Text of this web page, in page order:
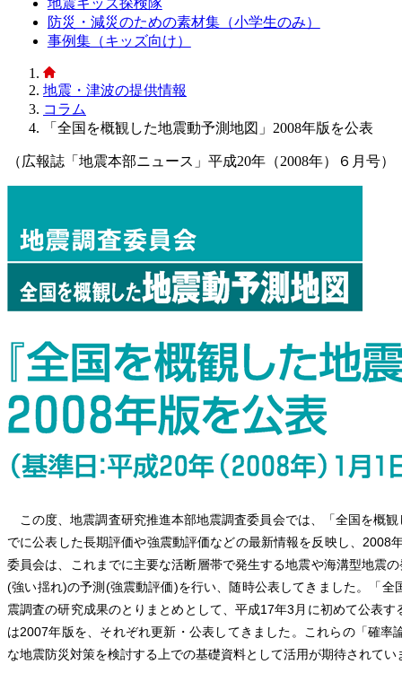
地震キッズ探検隊
防災・減災のための素材集（小学生のみ）
事例集（キッズ向け）
地震・津波の提供情報
コラム
「全国を概観した地震動予測地図」2008年版を公表
（広報誌「地震本部ニュース」平成20年（2008年）６月号）
この度、地震調査研究推進本部地震調査委員会では、「全国を概
でに公表した長期評価や強震動評価などの最新情報を反映し、
委員会は、これまでに主要な活断層帯で発生する地震や海溝型地震
(強い揺れ)の予測(強震動評価)を行い、随時公表してきました。「
震調査の研究成果のとりまとめとして、平成17年3月に初めて公表
は2007年版を、それぞれ更新・公表してきました。これらの「確
な地震防災対策を検討する上での基礎資料として活用が期待されてい